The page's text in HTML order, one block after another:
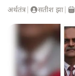
अर्थतंत्र सतीश झा